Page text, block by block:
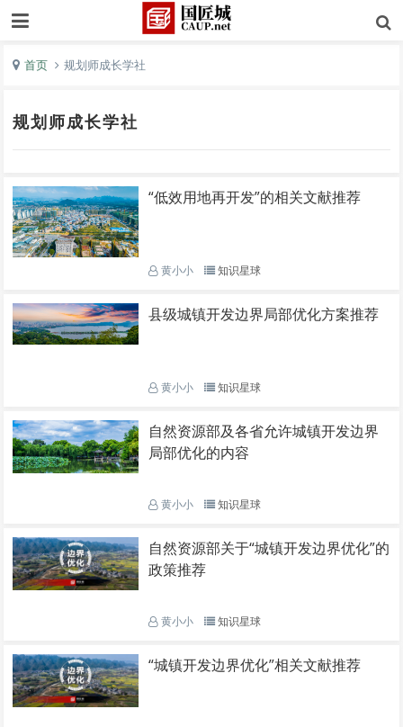
首页 规划师成长学社
规划师成长学社
“低效用地再开发”的相关文献推荐
黄小小 知识星球
县级城镇开发边界局部优化方案推荐
黄小小 知识星球
自然资源部及各省允许城镇开发边界
局部优化的内容
黄小小 知识星球
自然资源部关于“城镇开发边界优化”的
政策推荐
黄小小 知识星球
“城镇开发边界优化”相关文献推荐